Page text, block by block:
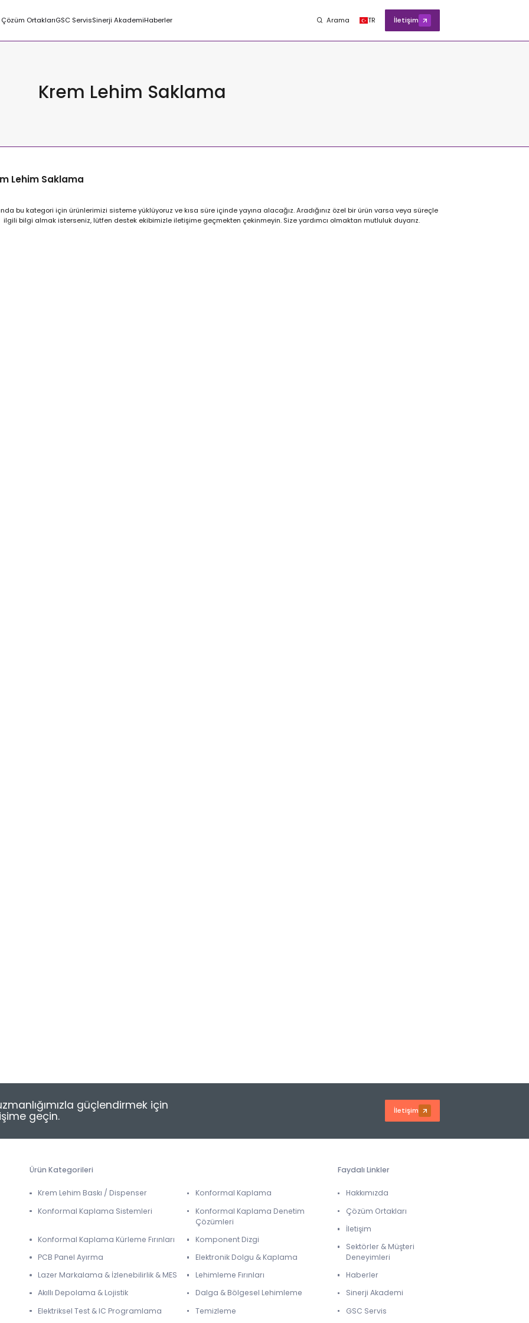
Çözüm OrtaklarıGSC ServisSinerji AkademiHaberler Arama TR İletişim
Krem Lehim Saklama
Lehim Saklama
bu kategori için ürünlerimizi sisteme yüklüyoruz ve kısa süre içinde yayına alacağız. Aradığınız özel bir ürün varsa veya süreçle
ilgili bilgi almak isterseniz, lütfen destek ekibimizle iletişime geçmekten çekinmeyin. Size yardımcı olmaktan mutluluk duyarız.
güçlendirmek için
geçin. İletişim
Ürün Kategorileri
Krem Lehim Baskı / Dispenser
Konformal Kaplama
Konformal Kaplama Sistemleri
Konformal Kaplama Denetim
Çözümleri
Konformal Kaplama Kürleme Fırınları
Komponent Dizgi
PCB Panel Ayırma
Elektronik Dolgu & Kaplama
Lazer Markalama & İzlenebilirlik & MES
Lehimleme Fırınları
Akıllı Depolama & Lojistik
Dalga & Bölgesel Lehimleme
Elektriksel Test & IC Programlama
Temizleme
Faydalı Linkler
Hakkımızda
Çözüm Ortakları
İletişim
Sektörler & Müşteri
Deneyimleri
Haberler
Sinerji Akademi
GSC Servis